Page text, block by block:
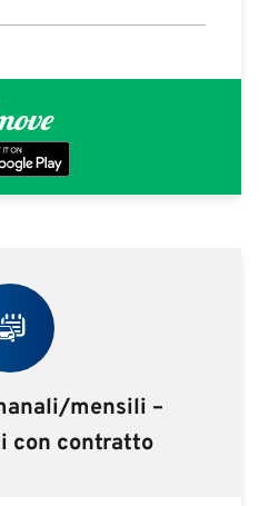
mensili –
con contratto